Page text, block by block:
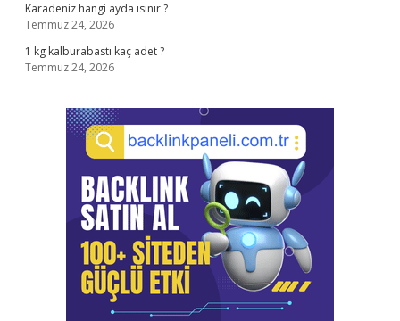
Karadeniz hangi ayda ısınır ?
Temmuz 24, 2026
1 kg kalburabastı kaç adet ?
Temmuz 24, 2026